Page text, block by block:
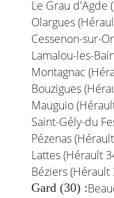
Le Grau d'Agde
Olargues
Cessenon-sur-
Lamalou-les-
Montagnac
Bouzigues
Mauguio
Saint-Gély-du
Pézenas
Lattes (Hérault
Béziers (Hérault
Gard (30) :